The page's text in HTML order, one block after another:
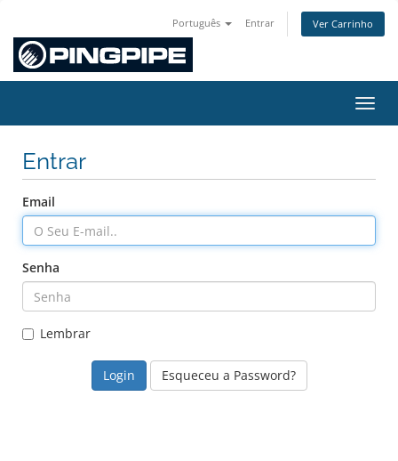
Português Entrar Ver Carrinho
Entrar
Email
Senha
Lembrar
Esqueceu a Password?